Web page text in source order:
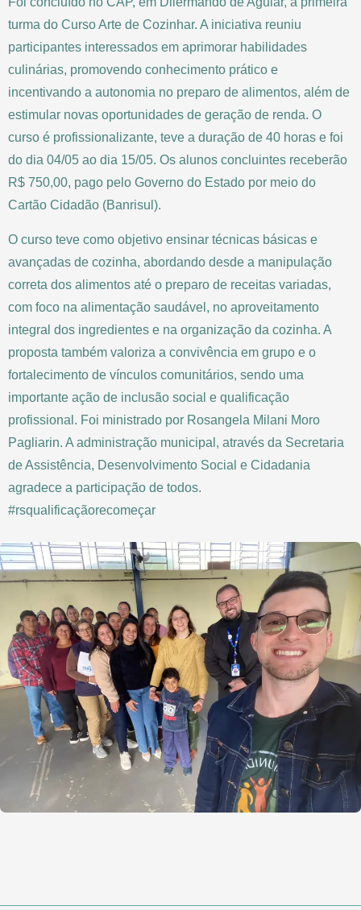
turma do Curso Arte de Cozinhar. A iniciativa reuniu
participantes interessados em aprimorar habilidades
culinárias, promovendo conhecimento prático e
incentivando a autonomia no preparo de alimentos, além de
estimular novas oportunidades de geração de renda. O
curso é profissionalizante, teve a duração de 40 horas e foi
do dia 04/05 ao dia 15/05. Os alunos concluintes receberão
R$ 750,00, pago pelo Governo do Estado por meio do
Cartão Cidadão (Banrisul).
O curso teve como objetivo ensinar técnicas básicas e
avançadas de cozinha, abordando desde a manipulação
correta dos alimentos até o preparo de receitas variadas,
com foco na alimentação saudável, no aproveitamento
integral dos ingredientes e na organização da cozinha. A
proposta também valoriza a convivência em grupo e o
fortalecimento de vínculos comunitários, sendo uma
importante ação de inclusão social e qualificação
profissional. Foi ministrado por Rosangela Milani Moro
Pagliarin. A administração municipal, através da Secretaria
de Assistência, Desenvolvimento Social e Cidadania
agradece a participação de todos.
#rsqualificaçãorecomeçar